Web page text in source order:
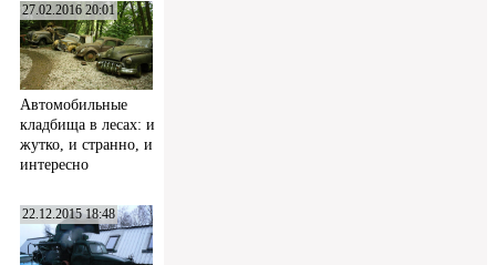
27.02.2016 20:01
Автомобильные
кладбища в лесах: и
жутко, и странно, и
интересно
22.12.2015 18:48